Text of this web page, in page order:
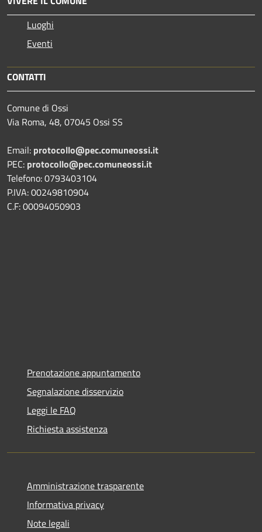
Luoghi
Eventi
CONTATTI
Comune di Ossi
Via Roma, 48, 07045 Ossi SS
Email: protocollo@pec.comuneossi.it
PEC: protocollo@pec.comuneossi.it
Telefono: 0793403104
P.IVA: 00249810904
C.F: 00094050903
Prenotazione appuntamento
Segnalazione disservizio
Leggi le FAQ
Richiesta assistenza
Amministrazione trasparente
Informativa privacy
Note legali